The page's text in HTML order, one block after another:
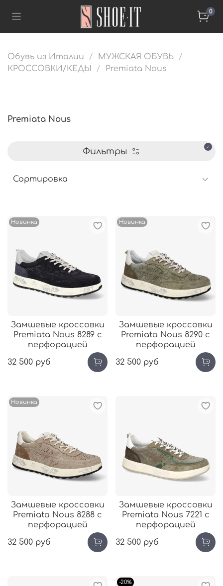
0
Обувь из Италии
МУЖСКАЯ ОБУВЬ
КРОССОВКИ/КЕДЫ
Premiata Nous
Premiata Nous
Фильтры
Новинка
Замшевые кроссовки
Premiata Nous 8289 с
перфорацией
32 500 руб
Новинка
Замшевые кроссовки
Premiata Nous 8290 с
перфорацией
32 500 руб
Новинка
Замшевые кроссовки
Premiata Nous 8288 с
перфорацией
32 500 руб
Замшевые кроссовки
Premiata Nous 7221 с
перфорацией
32 500 руб
-20%